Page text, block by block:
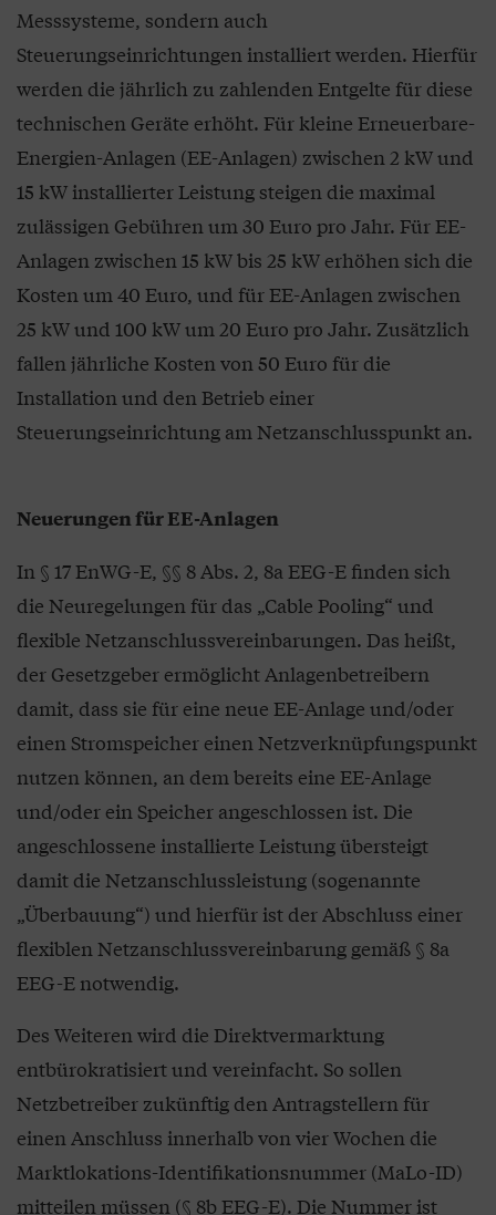
Messsysteme, sondern auch
Steuerungseinrichtungen installiert werden. Hierfür
werden die jährlich zu zahlenden Entgelte für diese
technischen Geräte erhöht. Für kleine Erneuerbare-
Energien-Anlagen (EE-Anlagen) zwischen 2 kW und
15 kW installierter Leistung steigen die maximal
zulässigen Gebühren um 30 Euro pro Jahr. Für EE-
Anlagen zwischen 15 kW bis 25 kW erhöhen sich die
Kosten um 40 Euro, und für EE-Anlagen zwischen
25 kW und 100 kW um 20 Euro pro Jahr. Zusätzlich
fallen jährliche Kosten von 50 Euro für die
Installation und den Betrieb einer
Steuerungseinrichtung am Netzanschlusspunkt an.
Neuerungen für EE-Anlagen
In § 17 EnWG-E, §§ 8 Abs. 2, 8a EEG-E finden sich
die Neuregelungen für das „Cable Pooling“ und
flexible Netzanschlussvereinbarungen. Das heißt,
der Gesetzgeber ermöglicht Anlagenbetreibern
damit, dass sie für eine neue EE-Anlage und/oder
einen Stromspeicher einen Netzverknüpfungspunkt
nutzen können, an dem bereits eine EE-Anlage
und/oder ein Speicher angeschlossen ist. Die
angeschlossene installierte Leistung übersteigt
damit die Netzanschlussleistung (sogenannte
„Überbauung“) und hierfür ist der Abschluss einer
flexiblen Netzanschlussvereinbarung gemäß § 8a
EEG-E notwendig.
Des Weiteren wird die Direktvermarktung
entbürokratisiert und vereinfacht. So sollen
Netzbetreiber zukünftig den Antragstellern für
einen Anschluss innerhalb von vier Wochen die
Marktlokations-Identifikationsnummer (MaLo-ID)
mitteilen müssen (§ 8b EEG-E). Die Nummer ist